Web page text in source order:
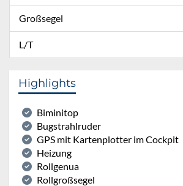
Großsegel
L/T
Highlights
Biminitop
Bugstrahlruder
GPS mit Kartenplotter im Cockpit
Heizung
Rollgenua
Rollgroßsegel